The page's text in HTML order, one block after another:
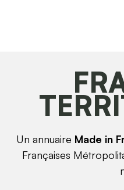
Un annuaire Made in
Françaises